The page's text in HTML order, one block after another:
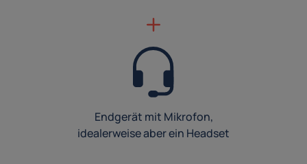
Endgerät mit Mikrofon,
idealerweise aber ein Headset